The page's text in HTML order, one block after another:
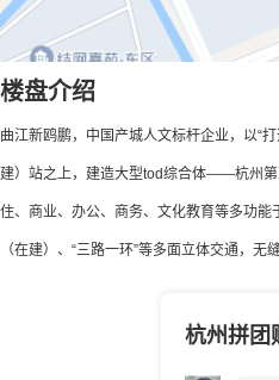
楼盘介绍
曲江新鸥鹏，中国产城人文标杆企业，以“
建）站之上，建造大型tod综合体——杭州第
住、商业、办公、商务、文化教育等多功
（在建）、“三路一环”等多面立体交通，
杭州拼团
曲